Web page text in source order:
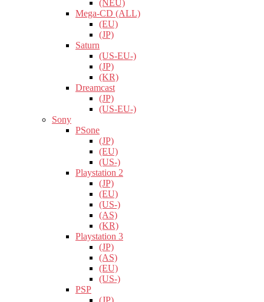
(NEU)
Mega-CD (ALL)
(EU)
(JP)
Saturn
(US-EU-)
(JP)
(KR)
Dreamcast
(JP)
(US-EU-)
Sony
PSone
(JP)
(EU)
(US-)
Playstation 2
(JP)
(EU)
(US-)
(AS)
(KR)
Playstation 3
(JP)
(AS)
(EU)
(US-)
PSP